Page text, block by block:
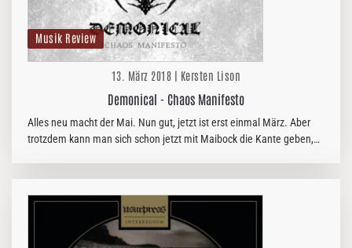
Musik Review
13. März 2018 | Kersten Lison
Demonical - Chaos Manifesto
Alles neu macht der Mai. Nun gut, jetzt ist erst einmal März. Aber
trotzdem kann man sich schon jetzt mit Maibock die Kante geben,